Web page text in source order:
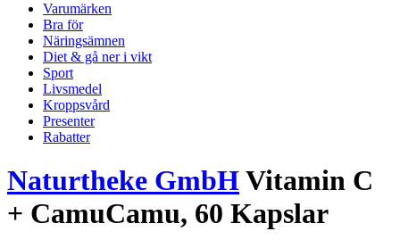
Varumärken
Bra för
Näringsämnen
Diet & gå ner i vikt
Sport
Livsmedel
Kroppsvård
Presenter
Rabatter
Naturtheke GmbHVitamin C
+ CamuCamu, 60 Kapslar